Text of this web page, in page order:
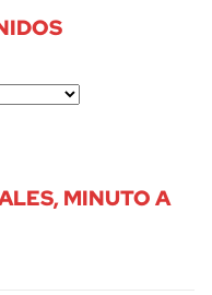
MINUTO A